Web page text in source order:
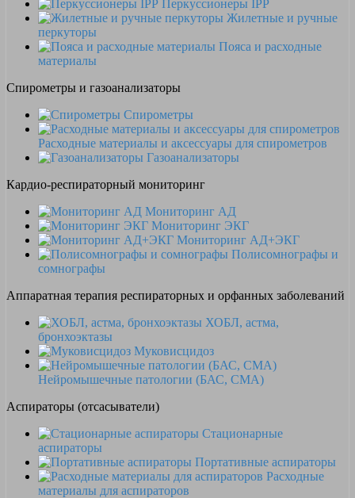
Перкуссионеры IPP
Жилетные и ручные
перкуторы
Пояса и расходные
материалы
Спирометры и газоанализаторы
Спирометры
Расходные материалы и аксессуары для спирометров
Газоанализаторы
Кардио-респираторный мониторинг
Мониторинг АД
Мониторинг ЭКГ
Мониторинг АД+ЭКГ
Полисомнографы и
сомнографы
Аппаратная терапия респираторных и орфанных заболеваний
ХОБЛ, астма,
бронхоэктазы
Муковисцидоз
Нейромышечные патологии (БАС, СМА)
Аспираторы (отсасыватели)
Стационарные
аспираторы
Портативные аспираторы
Расходные
материалы для аспираторов